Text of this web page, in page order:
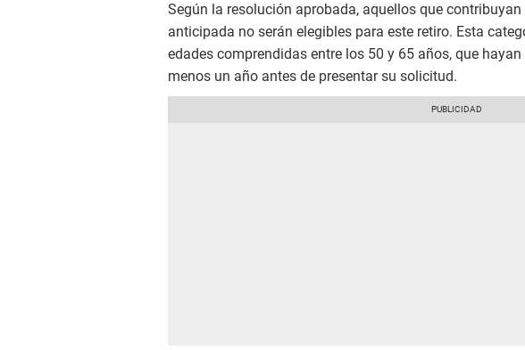
Según la resolución aprobada, aquellos que
anticipada no serán elegibles para este retiro. Esta
edades comprendidas entre los 50 y 65 años, que
menos un año antes de presentar su solicitud.